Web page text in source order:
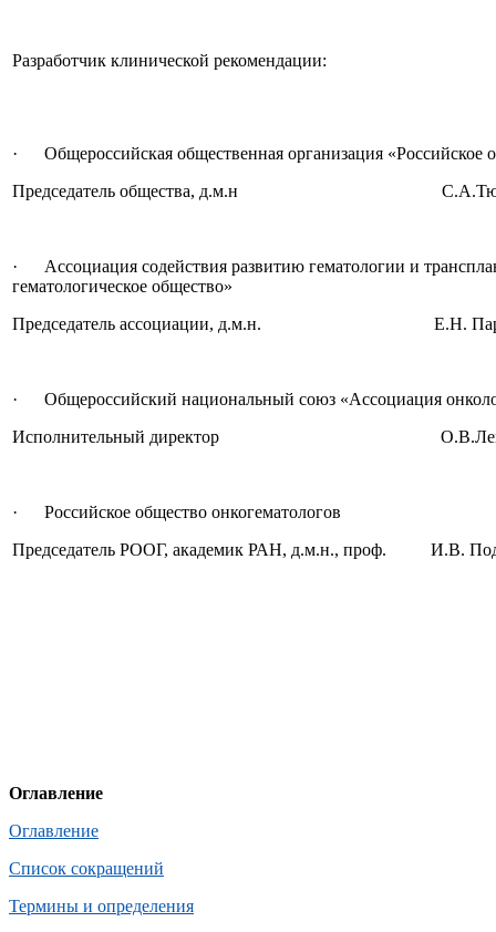
Разработчик клинической рекомендации:
· Общероссийская общественная организация «Российское
Председатель общества, д.м.н
· Ассоциация содействия развитию гематологии и
гематологическое общество»
Председатель ассоциации, д.м.н. Е.Н.
· Общероссийский национальный союз «Ассоциация
Исполнительный директор
· Российское общество онкогематологов
Председатель РООГ, академик РАН, д.м.н., проф. И.В.
Оглавление
Оглавление
Список сокращений
Термины и определения